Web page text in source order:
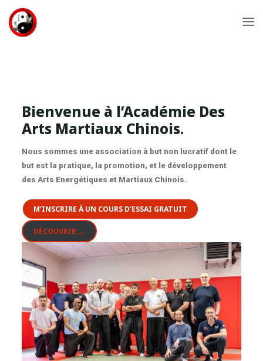
content
Bienvenue à l’Académie Des
Arts Martiaux Chinois.
Nous sommes une association à but non lucratif dont le
but est la pratique, la promotion, et le développement
des Arts Energétiques et Martiaux Chinois.
M’INSCRIRE À UN COURS D’ESSAI GRATUIT
DÉCOUVRIR …